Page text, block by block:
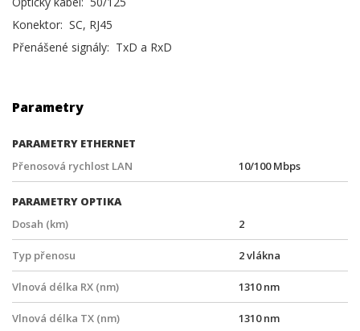
Konektor: SC, RJ45
Přenášené signály: TxD a RxD
Parametry
PARAMETRY ETHERNET
Přenosová rychlost LAN
10/100 Mbps
PARAMETRY OPTIKA
Dosah (km)
2
Typ přenosu 2 vlákna
Vlnová délka RX (nm) 1310 nm
Vlnová délka TX (nm) 1310 nm